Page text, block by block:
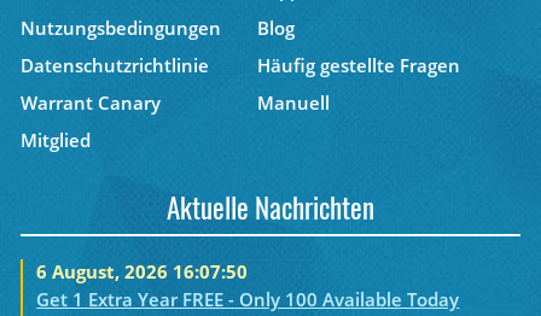
Nutzungsbedingungen
Blog
Datenschutzrichtlinie
Häufig gestellte Fragen
Warrant Canary
Manuell
Mitglied
Aktuelle Nachrichten
6 August, 2026 16:07:50
Get 1 Extra Year FREE - Only 100 Available Today